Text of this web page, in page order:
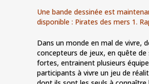
Une bande dessinée est
disponible : Pirates des mers 1.
Dans un monde en mal de vivre,
concepteurs de jeux, en quête de
fortes, entrainent plusieurs
participants à vivre un jeu de